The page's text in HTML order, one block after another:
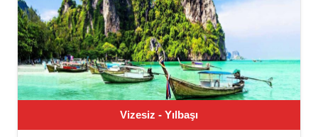
Vizesiz - Yılbaşı